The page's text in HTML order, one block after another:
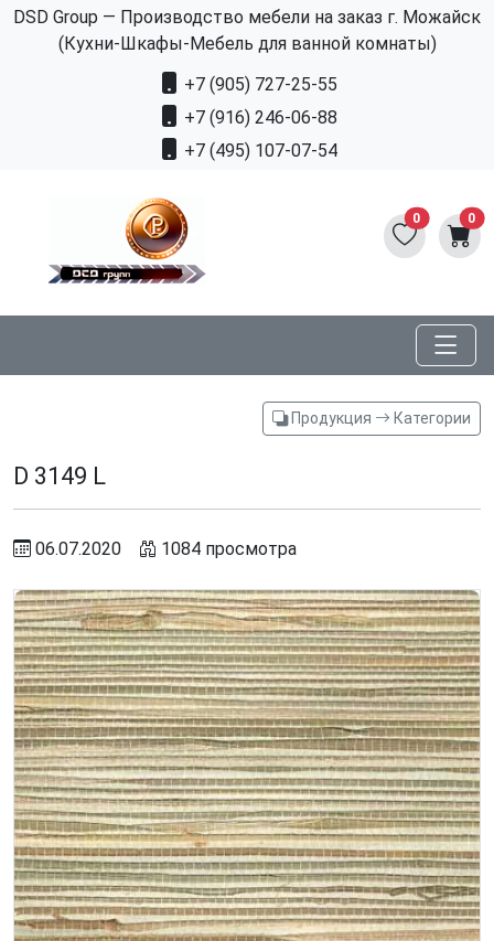
DSD Group — Производство мебели на заказ г. Можайск
(Кухни-Шкафы-Мебель для ванной комнаты)
+7 (905) 727-25-55
+7 (916) 246-06-88
+7 (495) 107-07-54
0 0
Продукция Категории
D 3149 L
06.07.2020 1084 просмотра